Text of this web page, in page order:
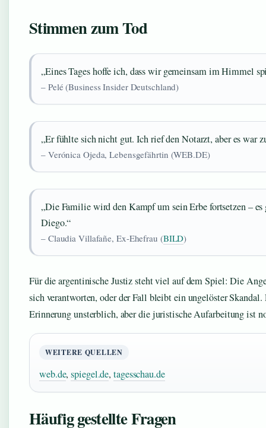
Stimmen zum Tod
„Eines Tages hoffe ich, dass wir gemeinsam im Himmel
– Pelé (Business Insider Deutschland)
„Er fühlte sich nicht gut. Ich rief den Notarzt, aber es war
– Verónica Ojeda, Lebensgefährtin (WEB.DE)
„Die Familie wird den Kampf um sein Erbe fortsetzen –
Diego.“
– Claudia Villafañe, Ex-Ehefrau (BILD)
Für die argentinische Justiz steht viel auf dem Spiel: Die
sich verantworten, oder der Fall bleibt ein ungelöster
Erinnerung unsterblich, aber die juristische Aufarbeitung ist
WEITERE QUELLEN
web.de,spiegel.de,tagesschau.de
Häufig gestellte Fragen